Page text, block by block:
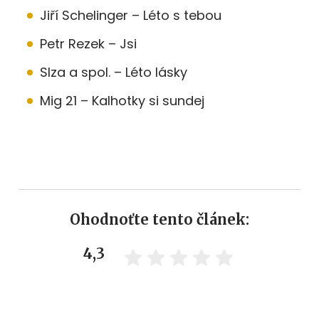
Jiří Schelinger – Léto s tebou
Petr Rezek – Jsi
Slza a spol. – Léto lásky
Mig 21 – Kalhotky si sundej
Ohodnoťte tento článek:
4,3